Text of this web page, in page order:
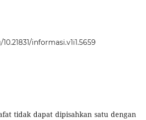
informasi.v1i1.5659
tidak dapat dipisahkan satu dengan